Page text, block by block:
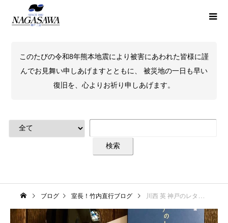
このたびの令和8年熊本地震により被害にあわれた皆様に謹
んでお見舞い申しあげますとともに、 被災地の一日も早い
復旧を、心よりお祈り申しあげます。
ブログ 室長！竹内直行ブログ 川西 英 神戸のレターセット企画